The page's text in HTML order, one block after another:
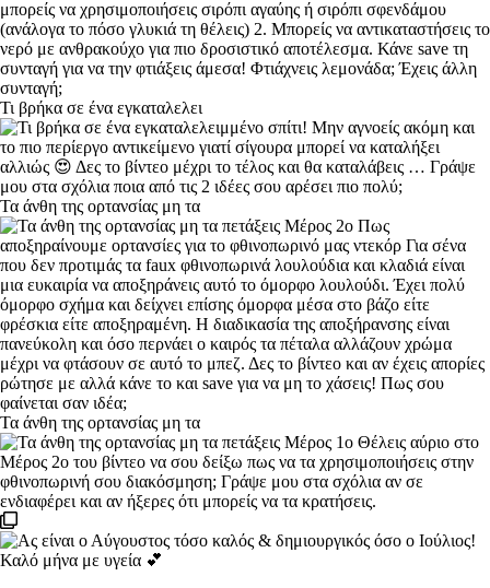
Τι βρήκα σε ένα εγκαταλελει
Τα άνθη της ορτανσίας μη τα
Τα άνθη της ορτανσίας μη τα